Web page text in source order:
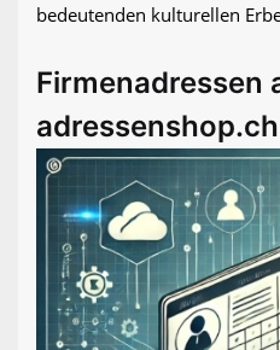
bedeutenden kulturellen
Firmenadressen